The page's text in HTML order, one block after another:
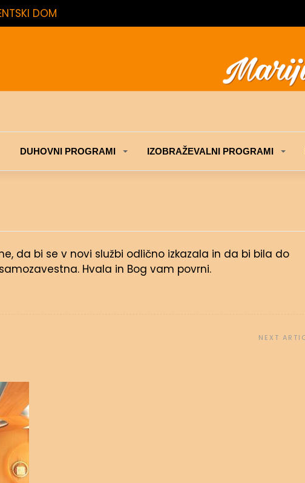
DOM
DUHOVNI PROGRAMI IZOBRAŽEVALNI PROGRAMI
da bi se v novi službi odlično izkazala in da bi bila do
Hvala in Bog vam povrni.